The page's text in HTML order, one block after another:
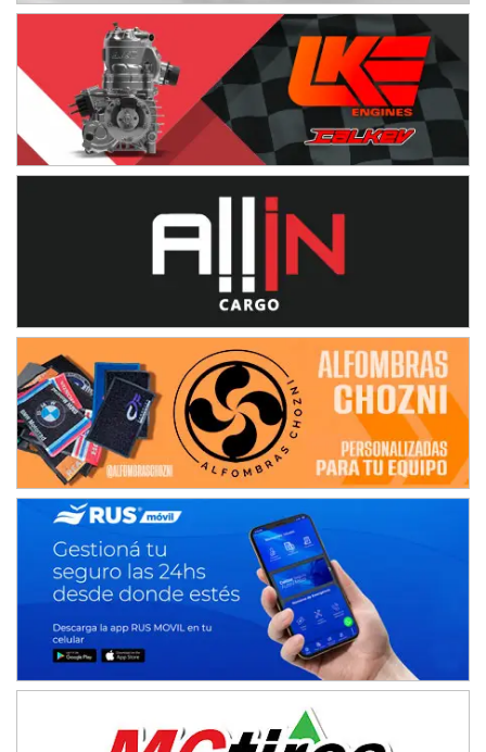
NORESTE SANTAFESINO - F6
Ciudad de Avellaneda (Asfalto)
Avellaneda (Santa Fe)
SUR SANTAFESINO - F4
José Samuel Sánchez (Tierra)
Rufino (Santa Fe)